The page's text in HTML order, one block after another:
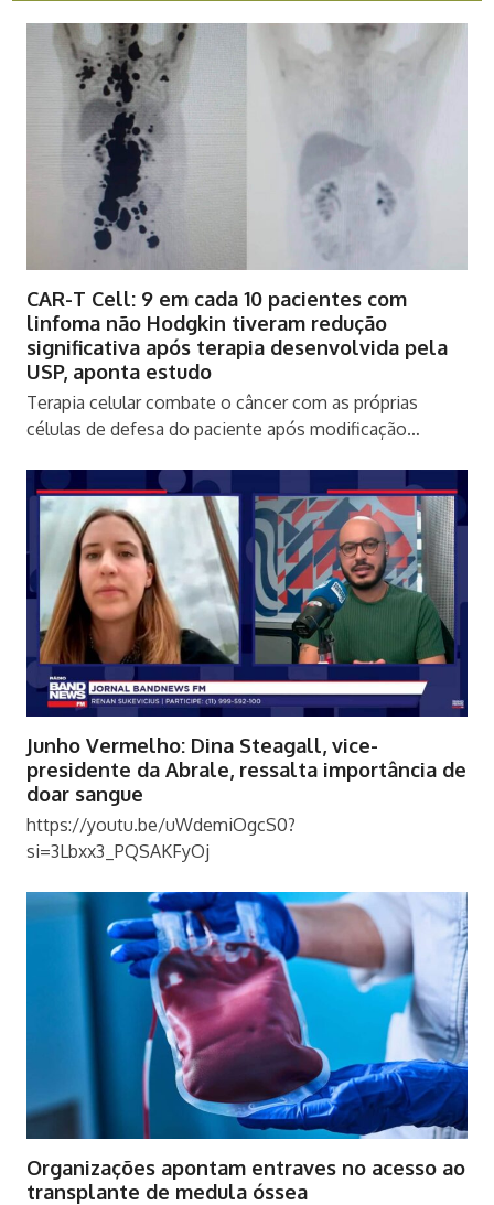
CAR-T Cell: 9 em cada 10 pacientes com
linfoma não Hodgkin tiveram redução
significativa após terapia desenvolvida pela
USP, aponta estudo
Terapia celular combate o câncer com as próprias
células de defesa do paciente após modificação…
Junho Vermelho: Dina Steagall, vice-
presidente da Abrale, ressalta importância de
doar sangue
https://youtu.be/uWdemiOgcS0?
si=3Lbxx3_PQSAKFyOj
Organizações apontam entraves no acesso ao
transplante de medula óssea